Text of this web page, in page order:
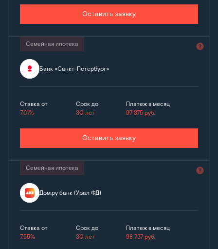
Оставить заявку
Семейная ипотека
Банк «Санкт-Петербург»
Ставка от
7.61%
Срок до
30 лет
Платеж в месяц
97 375руб.
Оставить заявку
Семейная ипотека
Дом.ру банк (Урал ФД)
Ставка от
7.55%
Срок до
30 лет
Платеж в месяц
98 737руб.